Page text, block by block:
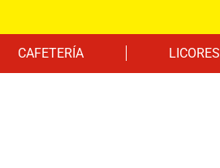
CAFETERÍA LICORES